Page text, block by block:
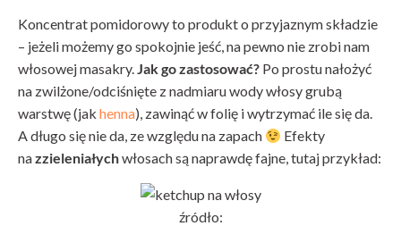
Koncentrat pomidorowy to produkt o przyjaznym składzie
– jeżeli możemy go spokojnie jeść, na pewno nie zrobi nam
włosowej masakry.Jak go zastosować? Po prostu nałożyć
na zwilżone/odciśnięte z nadmiaru wody włosy grubą
warstwę (jak henna), zawinąć w folię i wytrzymać ile się da.
A długo się nie da, ze względu na zapach
Efekty
nazzieleniałychwłosach są naprawdę fajne, tutaj przykład:
źródło: